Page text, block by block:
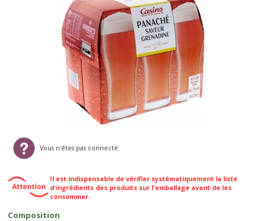
Vous n'êtes pas connecté
Il est indispensable de vérifier systématiquement la liste
d'ingrédients des produits sur l'emballage avant de les
consommer.
Composition